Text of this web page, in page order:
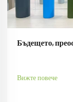
Бъдещето,
Вижте повече